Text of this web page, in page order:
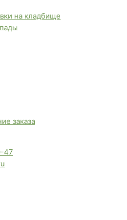
на кладбище
заказа
47